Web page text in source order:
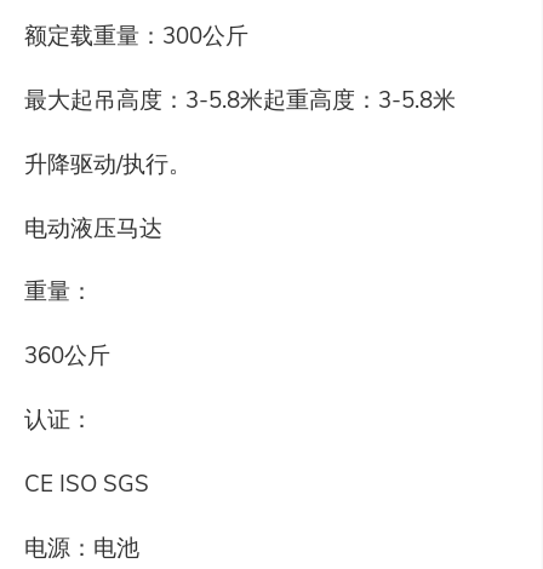
额定载重量：300公斤
最大起吊高度：3-5.8米起重高度：3-5.8米
升降驱动/执行。
电动液压马达
重量：
360公斤
认证：
CE ISO SGS
电源：电池